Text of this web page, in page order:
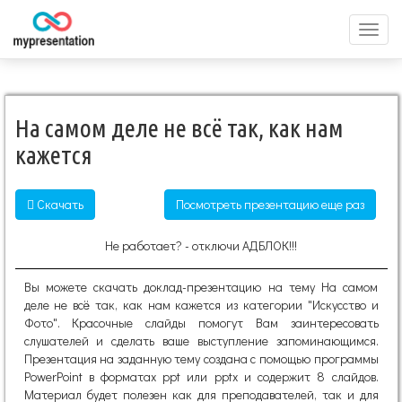
меню
На самом деле не всё так, как нам
кажется
Скачать Посмотреть презентацию еще раз
Не работает? - отключи АДБЛОК!!!
Вы можете скачать доклад-презентацию на тему На самом
деле не всё так, как нам кажется из категории "Искусство и
Фото". Красочные слайды помогут Вам заинтересовать
слушателей и сделать ваше выступление запоминающимся.
Презентация на заданную тему создана с помощью программы
PowerPoint в форматах ppt или pptx и содержит 8 слайдов.
Материал будет полезен как для преподавателей, так и для